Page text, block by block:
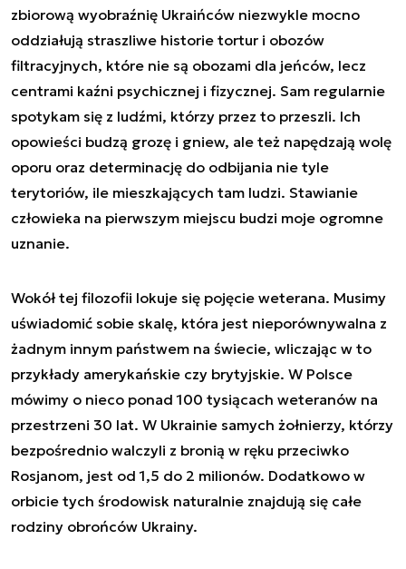
zbiorową wyobraźnię Ukraińców niezwykle mocno
oddziałują straszliwe historie tortur i obozów
filtracyjnych, które nie są obozami dla jeńców, lecz
centrami kaźni psychicznej i fizycznej. Sam regularnie
spotykam się z ludźmi, którzy przez to przeszli. Ich
opowieści budzą grozę i gniew, ale też napędzają wolę
oporu oraz determinację do odbijania nie tyle
terytoriów, ile mieszkających tam ludzi. Stawianie
człowieka na pierwszym miejscu budzi moje ogromne
uznanie.
Wokół tej filozofii lokuje się pojęcie weterana. Musimy
uświadomić sobie skalę, która jest nieporównywalna z
żadnym innym państwem na świecie, wliczając w to
przykłady amerykańskie czy brytyjskie. W Polsce
mówimy o nieco ponad 100 tysiącach weteranów na
przestrzeni 30 lat. W Ukrainie samych żołnierzy, którzy
bezpośrednio walczyli z bronią w ręku przeciwko
Rosjanom, jest od 1,5 do 2 milionów. Dodatkowo w
orbicie tych środowisk naturalnie znajdują się całe
rodziny obrońców Ukrainy.